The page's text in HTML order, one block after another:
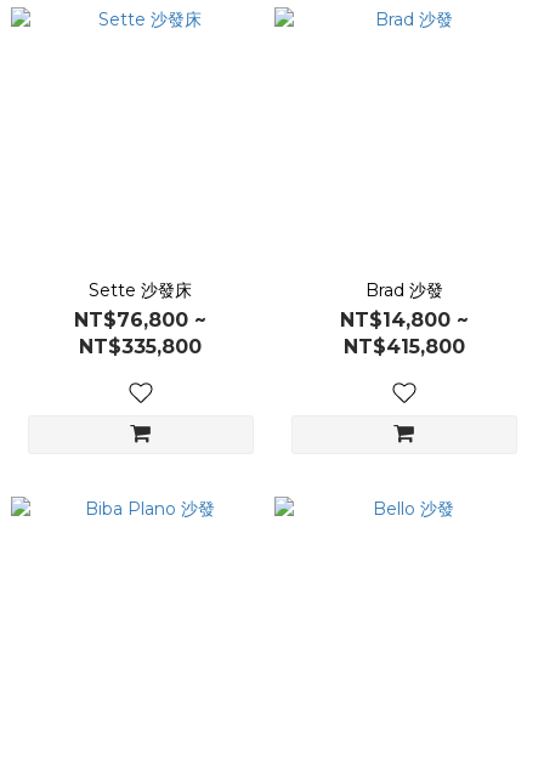
Sette 沙發床
NT$76,800 ~
NT$335,800
Brad 沙發
NT$14,800 ~
NT$415,800